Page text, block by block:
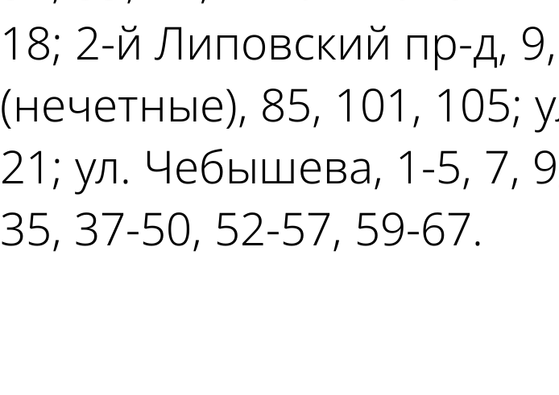
18; 2-й Липовский пр-д,
(нечетные), 85, 101, 105;
21; ул. Чебышева, 1-5, 7,
35, 37-50, 52-57, 59-67.